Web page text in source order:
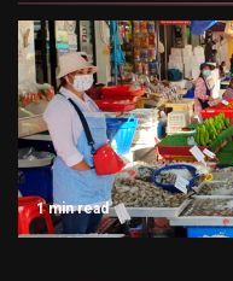
1 min read